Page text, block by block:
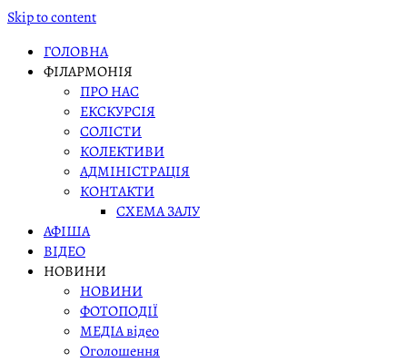
Skip to content
ГОЛОВНА
ФІЛАРМОНІЯ
ПРО НАС
ЕКСКУРСІЯ
СОЛІСТИ
КОЛЕКТИВИ
АДМІНІСТРАЦІЯ
КОНТАКТИ
СХЕМА ЗАЛУ
АФІША
ВІДЕО
НОВИНИ
НОВИНИ
ФОТОПОДІЇ
МЕДІА відео
Оголошення